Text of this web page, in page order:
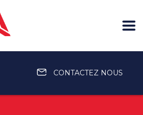
CONTACTEZ NOUS